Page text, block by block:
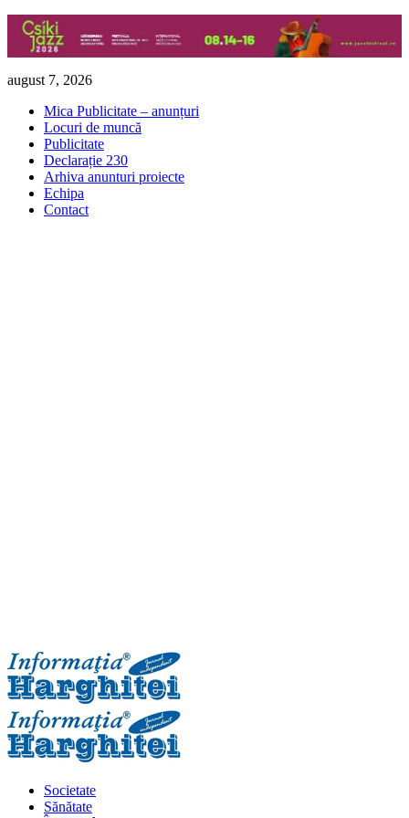
Skip
content
august 7, 2026
Mica Publicitate – anunțuri
Locuri de muncă
Publicitate
Declarație 230
Arhiva anunturi proiecte
Echipa
Contact
Primary
Menu
Societate
Sănătate